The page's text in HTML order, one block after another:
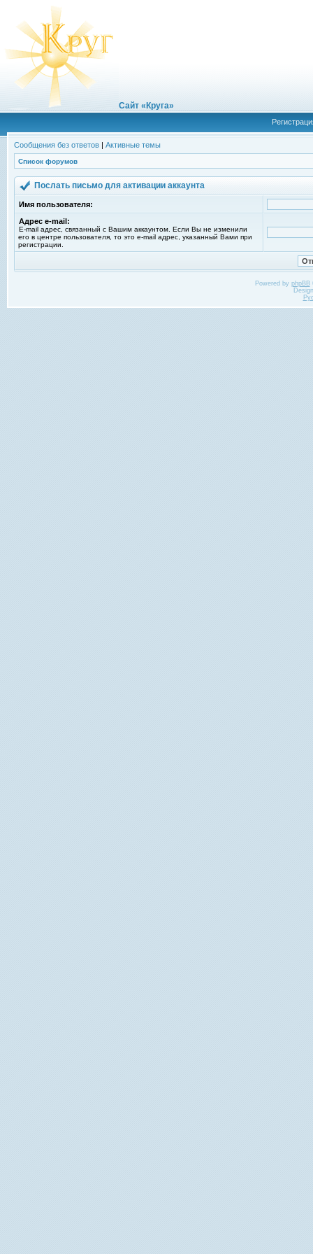
Сайт «Круга»
Сообщения без ответов | Активные темы
Список форумов
Послать письмо для активации аккаунта
Имя пользователя:
Адрес e-mail:
E-mail адрес, связанный с Вашим аккаунтом. Если Вы не изменили
его в центре пользователя, то это e-mail адрес, указанный Вами при
регистрации.
Powered by phpBB